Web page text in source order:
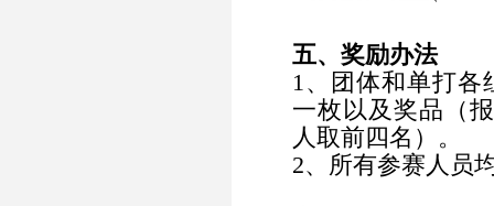
五、奖励办法
1、团体和单打各
一枚以及奖品（
人取前四名）。
2、所有参赛人员